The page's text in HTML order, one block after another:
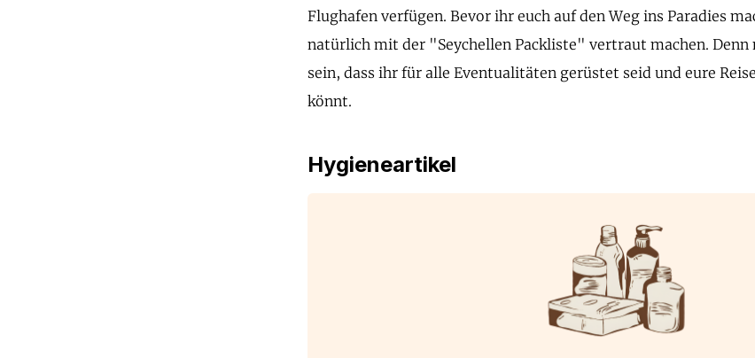
Flughafen verfügen. Bevor ihr euch auf den Weg ins Paradies
natürlich mit der "Seychellen Packliste" vertraut machen. Denn
sein, dass ihr für alle Eventualitäten gerüstet seid und eure
könnt.
Hygieneartikel